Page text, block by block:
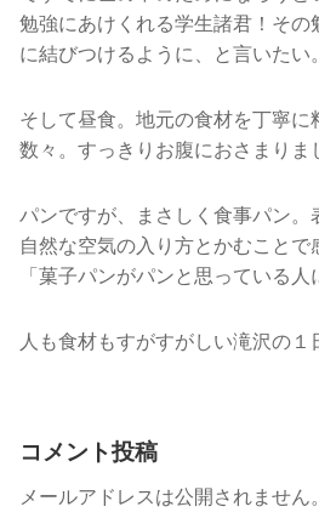
勉強にあけくれる学生諸君！その
に結びつけるように、と言いたい。
そして昼食。地元の食材を丁寧に
数々。すっきりお腹におさまりま
パンですが、まさしく食事パン
自然な空気の入り方とかむことで
「菓子パンがパンと思っている人
人も食材もすがすがしい滝沢の１
コメント投稿
メールアドレスは公開されません。